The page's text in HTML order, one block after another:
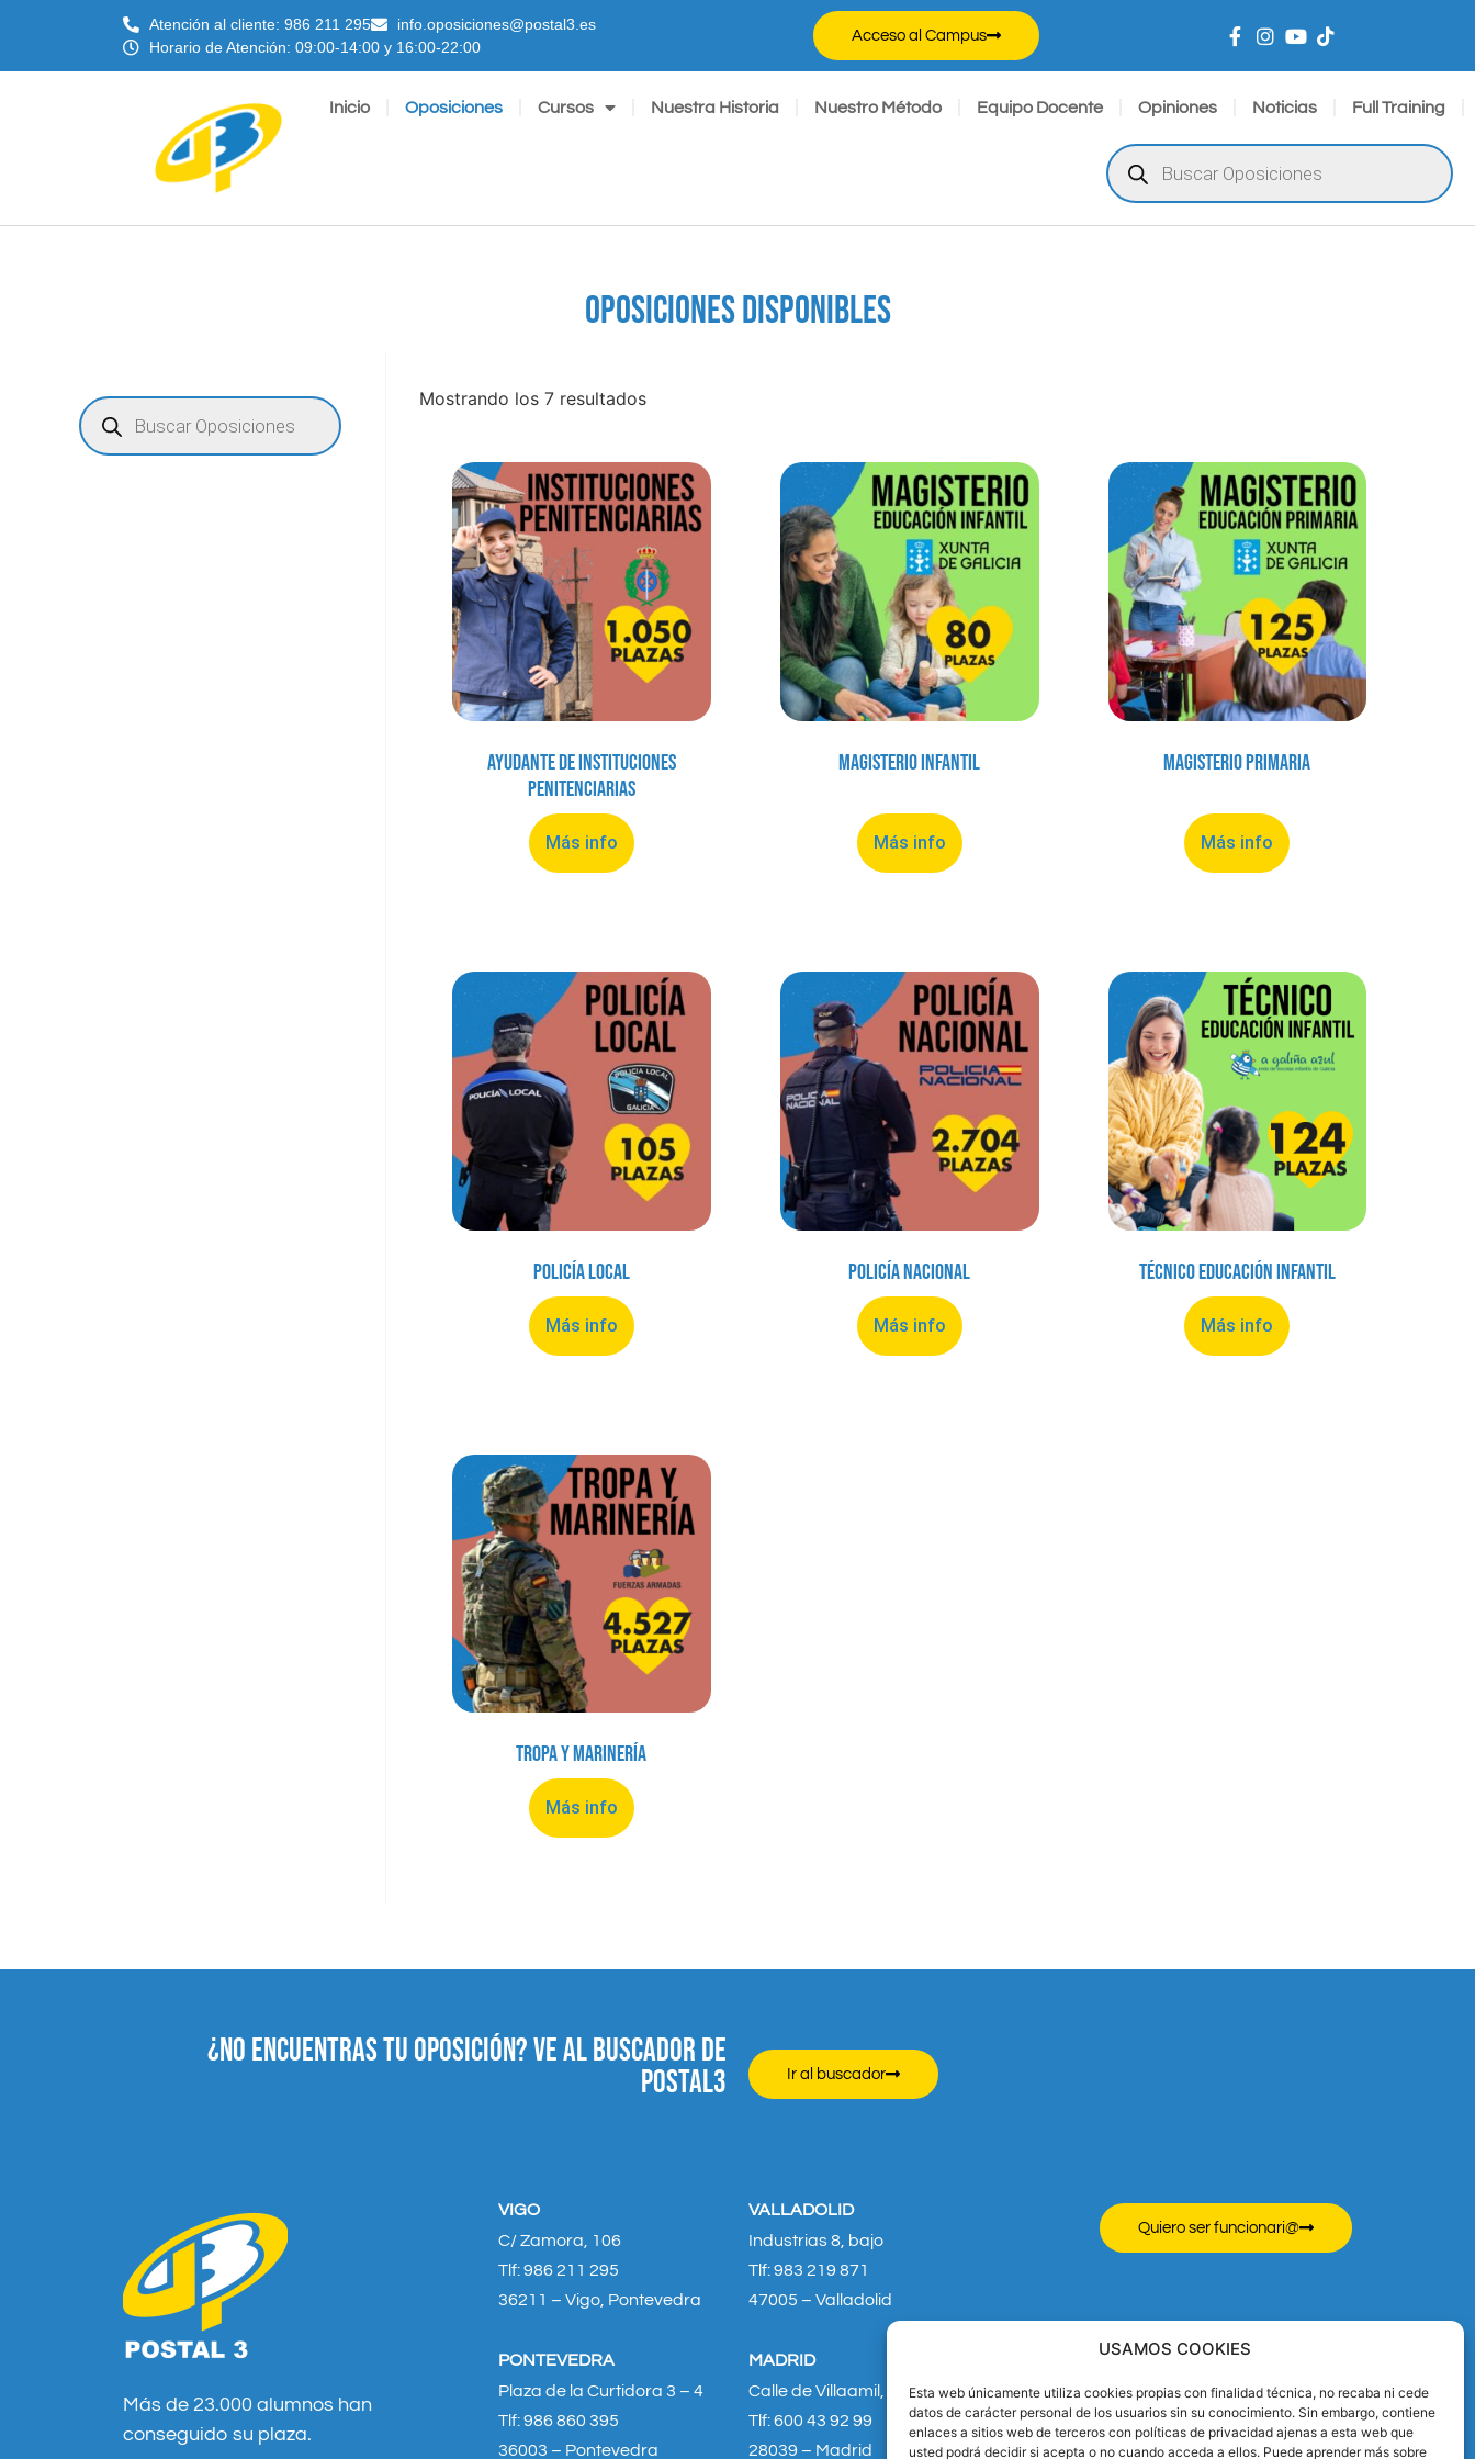
USAMOS COOKIES
Esta web únicamente utiliza cookies propias con finalidad técnica, no recaba ni cede
datos de carácter personal de los usuarios sin su conocimiento. Sin embargo, contiene
enlaces a sitios web de terceros con políticas de privacidad ajenas a esta web que
usted podrá decidir si acepta o no cuando acceda a ellos. Puede aprender más sobre
Atención al cliente: 986 211 295
info.oposiciones@postal3.es
Horario de Atención: 09:00-14:00 y 16:00-22:00
Acceso al Campus
Inicio Oposiciones Cursos Nuestra Historia Nuestro Método Equipo Docente Opiniones Noticias Full Training
OPOSICIONES DISPONIBLES
Mostrando los 7 resultados
Ayudante de Instituciones
Penitenciarias
Más info
Magisterio Infantil
Más info
Magisterio Primaria
Más info
Policía Local
Más info
Policía Nacional
Más info
Técnico Educación Infantil
Más info
Tropa y Marinería
Más info
¿NO ENCUENTRAS TU OPOSICIÓN? VE AL BUSCADOR DE
POSTAL3
Ir al buscador
Más de 23.000 alumnos han
conseguido su plaza.
VIGO
C/ Zamora, 106
Tlf: 986 211 295
36211 – Vigo, Pontevedra
PONTEVEDRA
Plaza de la Curtidora 3 – 4
Tlf: 986 860 395
36003 – Pontevedra
VALLADOLID
Industrias 8, bajo
Tlf: 983 219 871
47005 – Valladolid
MADRID
Calle de Villaamil, 36 – 38
Tlf: 600 43 92 99
28039 – Madrid
Quiero ser funcionari@